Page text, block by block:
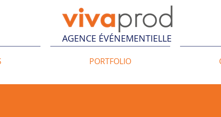
AGENCE ÉVÉNEMENTIELLE
PORTFOLIO